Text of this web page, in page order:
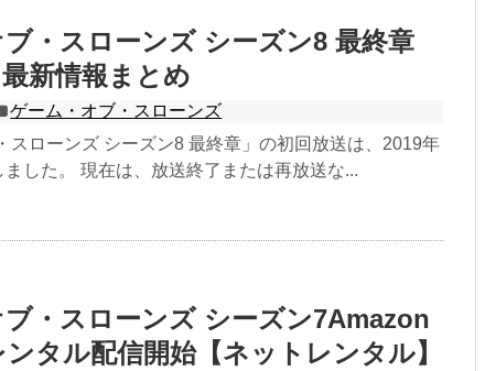
・スローンズ シーズン8 最終章
新情報まとめ
ゲーム・オブ・スローンズ
スローンズ シーズン8 最終章」の初回放送は、2019年
した。 現在は、放送終了または再放送な...
・スローンズ シーズン7Amazon
タル配信開始【ネットレンタル】